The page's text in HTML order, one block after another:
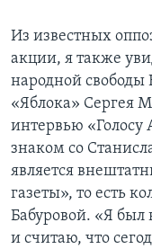
Из известных
акции, я также
народной
«Яблока» Сергея
интервью «Голосу
знаком со
является
газеты», то есть
Бабуровой. «Я был
и считаю, что